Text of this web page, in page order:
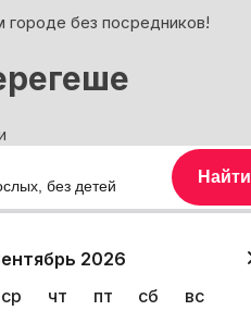
без посредников!
2026
ср чт пт сб вс
без детей Найти